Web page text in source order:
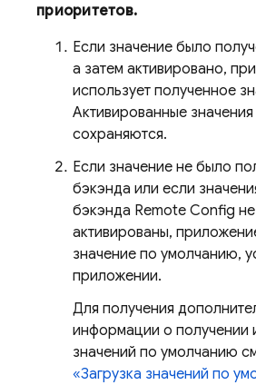
приоритетов.
Если значение было
а затем активировано,
использует полученное
Активированные
сохраняются.
Если значение не было
бэкэнда или если
бэкэнда Remote Config
активированы,
значение по умолчанию,
приложении.
Для получения
информации о получении
значений по умолчанию
«Загрузка значений по